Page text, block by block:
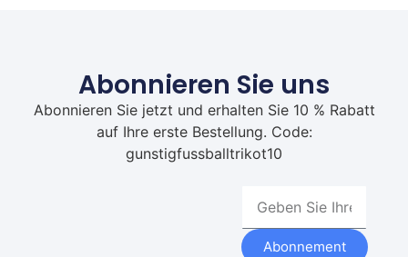
Abonnieren Sie uns
Abonnieren Sie jetzt und erhalten Sie 10 % Rabatt
auf Ihre erste Bestellung. Code:
gunstigfussballtrikot10
Abonnement